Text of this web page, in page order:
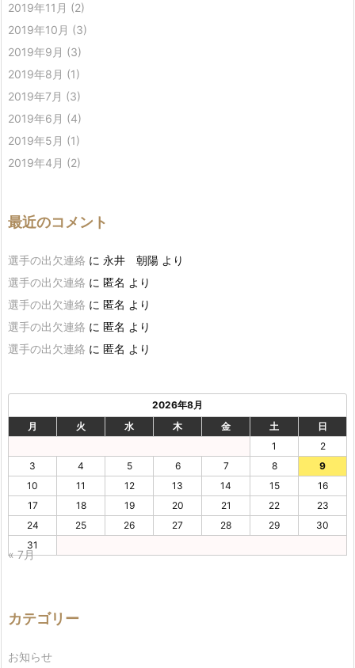
2019年11月 (2)
2019年10月 (3)
2019年9月 (3)
2019年8月 (1)
2019年7月 (3)
2019年6月 (4)
2019年5月 (1)
2019年4月 (2)
最近のコメント
選手の出欠連絡 に 永井 朝陽 より
選手の出欠連絡 に 匿名 より
選手の出欠連絡 に 匿名 より
選手の出欠連絡 に 匿名 より
選手の出欠連絡 に 匿名 より
2026年8月
月
火 水 木 金 土
日
1
2
3
4 5 6 7 8
9
10
11 12 13 14 15
16
17
18 19 20 21 22
23
24
25 26 27 28 29
30
31
« 7月
カテゴリー
お知らせ